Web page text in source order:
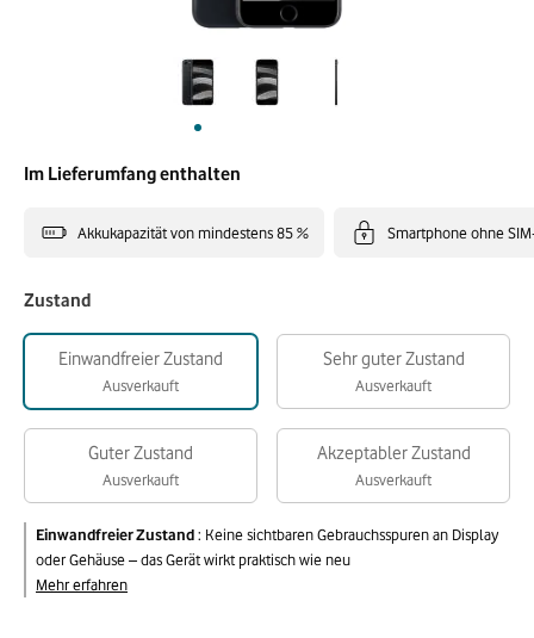
Im Lieferumfang enthalten
Akkukapazität von mindestens 85 % Smartphone ohne
Zustand
Einwandfreier Zustand
Ausverkauft
Sehr guter Zustand
Ausverkauft
Guter Zustand
Ausverkauft
Akzeptabler Zustand
Ausverkauft
Einwandfreier Zustand: Keine sichtbaren Gebrauchsspuren an Display
oder Gehäuse – das Gerät wirkt praktisch wie neu
Mehr erfahren